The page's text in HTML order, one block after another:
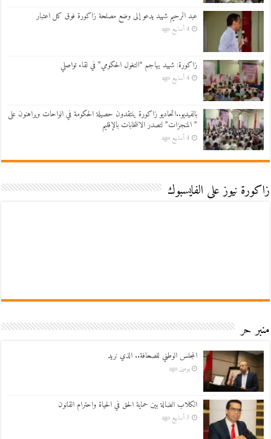
عبد الرحيم شهيد يدعو إلى وضع مصلحة زاكورة فوق كل اعتبار
4 أسابيع ago
زاكورة: شهيد يهاجم “التغول الحكومي” في لقاء تواصلي
4 أسابيع ago
بالفيديو..اتحاديو زاكورة ينتقدون حصيلة الحكومة في الواحات ويراهنون على
” المنجزات” لتصدر الانتخابات بالإقليم
4 أسابيع ago
زاكورة نيوز على الفايسبوك
منبر حر
المجلس الوطني للصحافة.. الذي نريد
يومين ago
الكلاب الضالة بين حماية الحق في الحياة واحترام القانون
3 أسابيع ago